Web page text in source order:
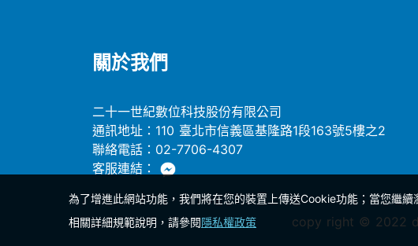
關於我們
二十一世紀數位科技股份有限公司
通訊地址：110 臺北市信義區基隆路1段163號5樓之2
聯絡電話：02-7706-4307
客服連結：
copy right © 2022
為了增進此網站功能，我們將在您的裝置上傳送Cookie功能；當您繼
相關詳細規範說明，請參閱隱私權政策